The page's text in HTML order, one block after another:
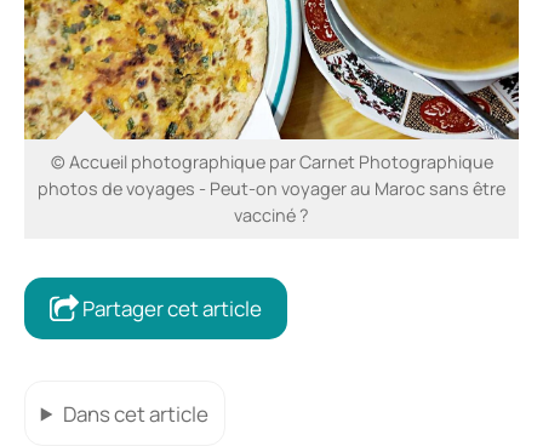
© Accueil photographique par Carnet Photographique
photos de voyages - Peut-on voyager au Maroc sans être
vacciné ?
Partager cet article
Dans cet article